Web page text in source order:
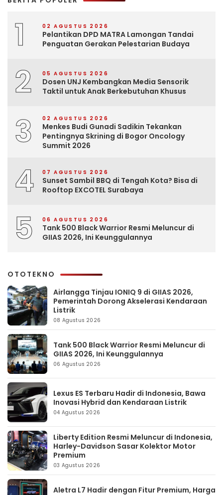
1 02 AGUSTUS 2026
Pelantikan DPD MATRA Lamongan Tandai
Penguatan Gerakan Pelestarian Budaya
2 05 AGUSTUS 2026
Dosen UNJ Kembangkan Media Sensorik
Taktil untuk Anak Berkebutuhan Khusus
3 02 AGUSTUS 2026
Menkes Budi Gunadi Sadikin Tekankan
Pentingnya Skrining di Bogor Oncology
Summit 2026
4 07 AGUSTUS 2026
Sunset Sambil BBQ di Tengah Kota? Bisa di
Rooftop EXCOTEL Surabaya
5 06 AGUSTUS 2026
Tank 500 Black Warrior Resmi Meluncur di
GIIAS 2026, Ini Keunggulannya
OTOTEKNO
Airlangga Tinjau IONIQ 9 di GIIAS 2026,
Pemerintah Dorong Akselerasi Kendaraan
Listrik
08 Agustus 2026
Tank 500 Black Warrior Resmi Meluncur di
GIIAS 2026, Ini Keunggulannya
06 Agustus 2026
Lexus ES Terbaru Hadir di Indonesia, Bawa
Inovasi Hybrid dan Kendaraan Listrik
04 Agustus 2026
Liberty Edition Resmi Meluncur di Indonesia,
Harley-Davidson Sasar Kolektor Motor
Premium
03 Agustus 2026
Aletra L7 Hadir dengan Fitur Premium, Harga